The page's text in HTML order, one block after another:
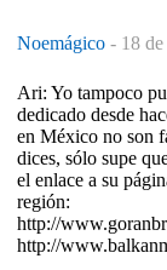
Noemágico - 18
Ari: Yo tampoco
dedicado desde
en México no son
dices, sólo supe
el enlace a su
región:
http://
http://